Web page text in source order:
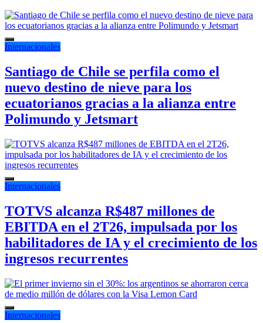
Internacionales
Santiago de Chile se perfila como el
nuevo destino de nieve para los
ecuatorianos gracias a la alianza entre
Polimundo y Jetsmart
Internacionales
TOTVS alcanza R$487 millones de
EBITDA en el 2T26, impulsada por los
habilitadores de IA y el crecimiento de los
ingresos recurrentes
Internacionales